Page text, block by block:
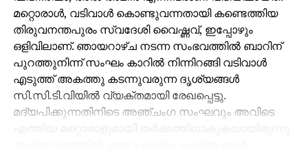
മറ്റൊരാള്‍, വടിവാള്‍ കൊണ്ടുവന്നതായി കണ്ടെത്തിയ
തിരുവനന്തപുരം സ്വദേശി വൈഷ്ണവ്, ഇപ്പോഴും
ഒളിവിലാണ്. ഞായറാഴ്ച നടന്ന സംഭവത്തില്‍ ബാറിന്
പുറത്തുനിന്ന് സംഘം കാറില്‍ നിന്നിറങ്ങി വടിവാള്‍
എടുത്ത് അകത്തു കടന്നുവരുന്ന ദൃശ്യങ്ങള്‍
സി.സി.ടി.വിയില്‍ വ്യക്തമായി രേഖപ്പെട്ടു.
മദ്യപിക്കുന്നതിനിടെ അഞ്ചംഗ സംഘവും അവിടെ